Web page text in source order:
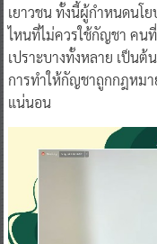
เยาวชน ทั้งนี้ผู้กำหนดนโ
ไหนที่ไม่ควรใช้กัญชา คน
เปราะบางทั้งหลาย เป็นต้
การทำให้กัญชาถูกกฎหมา
แน่นอน